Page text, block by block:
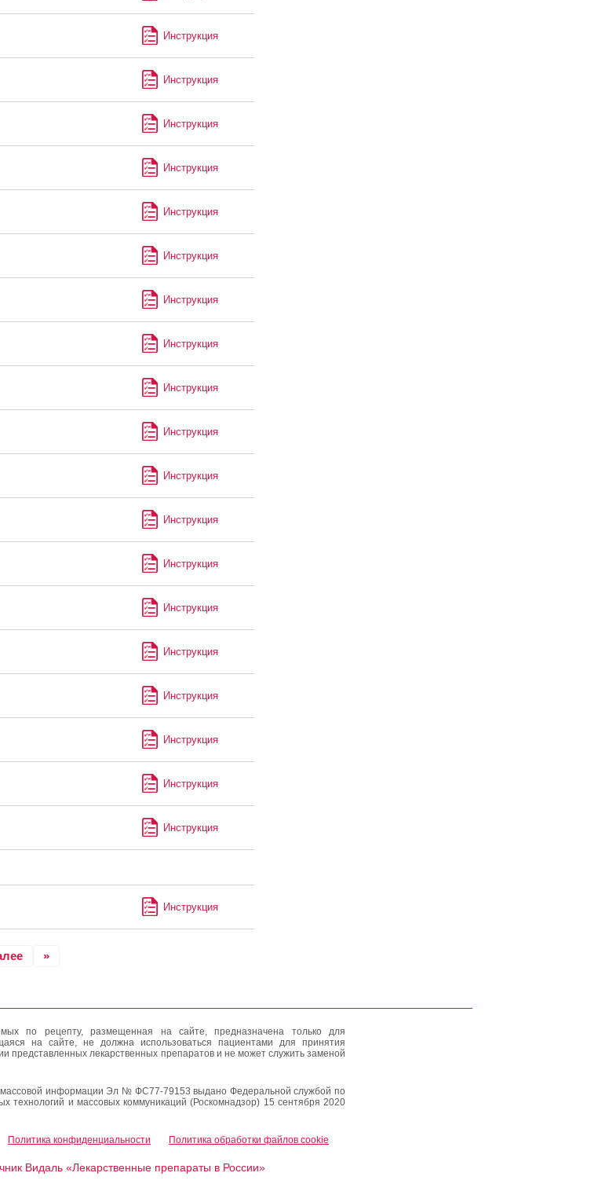
Инструкция
Инструкция
Инструкция
Инструкция
Инструкция
Инструкция
Инструкция
Инструкция
Инструкция
Инструкция
Инструкция
Инструкция
Инструкция
Инструкция
Инструкция
Инструкция
Инструкция
Инструкция
Инструкция
Инструкция
»
по рецепту, размещенная на сайте, предназначена только для
на сайте, не должна использоваться пациентами для принятия
представленных лекарственных препаратов и не может служить заменой
массовой информации Эл № ФС77-79153 выдано Федеральной службой по
технологий и массовых коммуникаций (Роскомнадзор) 15 сентября 2020
Политика конфиденциальности Политика обработки файлов cookie
Видаль «Лекарственные препараты в России»